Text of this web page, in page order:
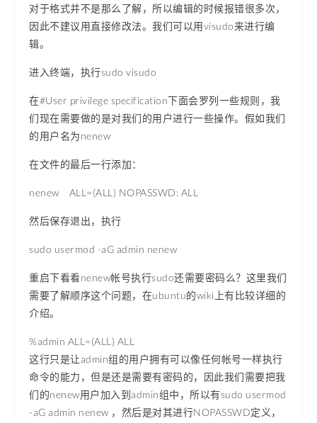
对于格式并不是那么了解，所以编辑的时候报错很多次，
因此不建议用直接修改法。我们可以用visudo来进行编
辑。
进入终端，执行sudo visudo
在#User privilege specification下面会罗列一些规则，我
们现在需要做的是对我们的用户进行一些操作。假如我们
的用户名为nenew
在文件的最后一行添加：
nenew ALL=(ALL) NOPASSWD: ALL
然后保存退出，执行
sudo usermod -aG admin nenew
重启下看看nenew帐号执行sudo还需要密码么？这里我们
需要了解顺序这个问题，在ubuntu的wiki上有比较详细的
介绍。
%admin ALL=(ALL) ALL
这行只是让admin组的用户拥有可以像任何帐号一样执行
命令的能力，但是还是需要有密码的，因此我们需要把我
们的nenew用户加入到admin组中，所以有sudo usermod
-aG admin nenew ，然后是对其进行NOPASSWD定义，